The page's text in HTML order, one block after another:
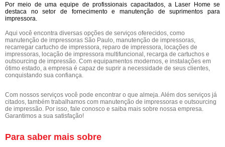
Por meio de uma equipe de profissionais capacitados, a Laser Home se
destaca no setor de fornecimento e manutenção de suprimentos para
impressora.
Aqui você encontra diversas opções de serviços oferecidos, como
manutenção de impressoras São Paulo, manutenção de impressoras,
recarregar cartucho de impressora, reparo de impressora, locações de
impressoras, locação de impressora multifuncional, recarga de cartuchos e
outsourcing de impressão. Com equipamentos modernos, e instalações em
ótimo estado, a empresa é capaz de suprir a necessidade de seus clientes,
conquistando sua confiança.
Com nossos serviços você pode encontrar o que almeja. Além dos serviços já
citados, também trabalhamos com manutenção de impressoras e outsourcing
de impressão. Por isso, fale conosco e saiba mais sobre nossa empresa.
Garantimos a sua satisfação!
Para saber mais sobre